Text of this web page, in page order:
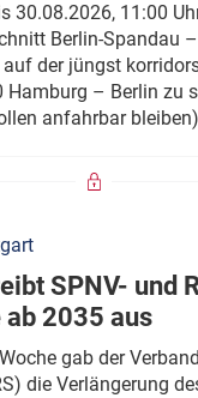
30.08.2026, 11:00
Berlin-Spandau –
der jüngst
Hamburg – Berlin zu
anfahrbar
SPNV- und
2035 aus
gab der
die Verlängerung